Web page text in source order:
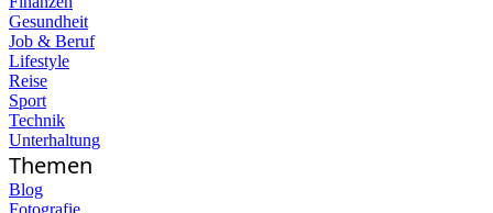
Gesundheit
Job & Beruf
Lifestyle
Reise
Sport
Technik
Unterhaltung
Themen
Blog